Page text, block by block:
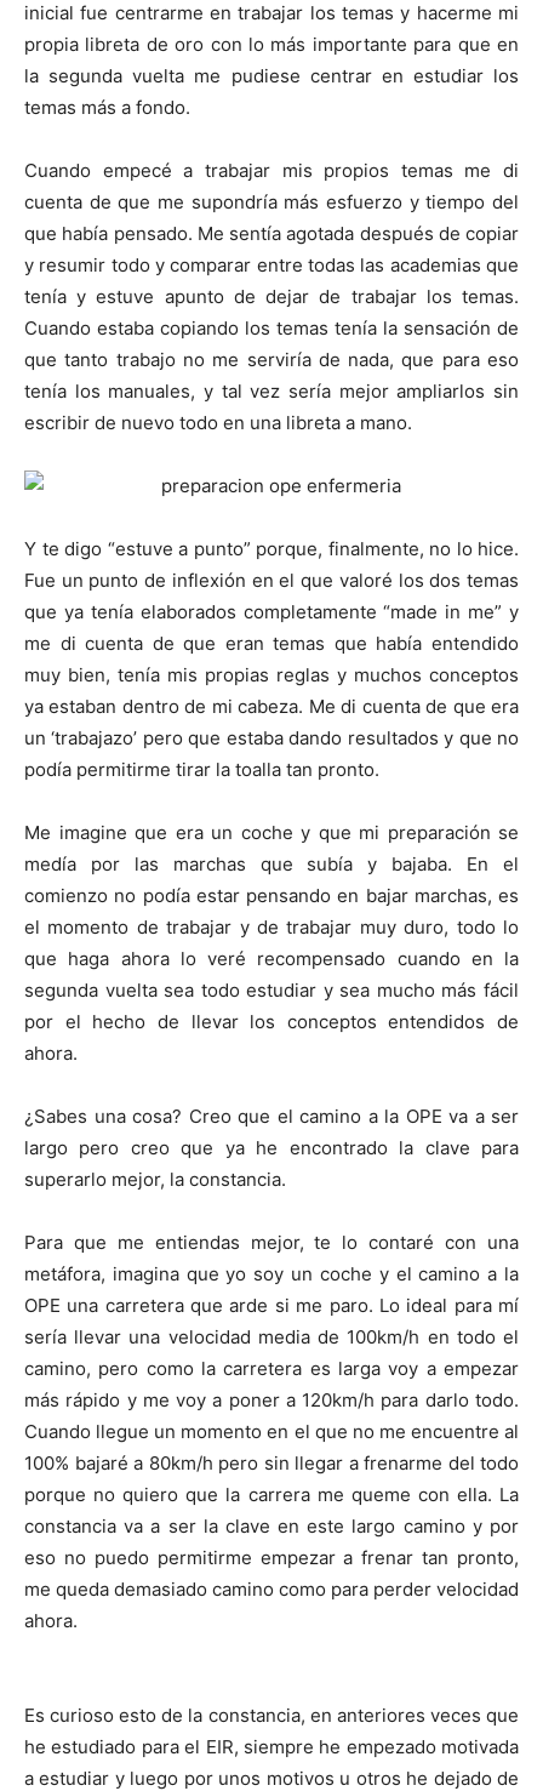
inicial fue centrarme en trabajar los temas y hacerme mi
propia libreta de oro con lo más importante para que en
la segunda vuelta me pudiese centrar en estudiar los
temas más a fondo.
Cuando empecé a trabajar mis propios temas me di
cuenta de que me supondría más esfuerzo y tiempo del
que había pensado. Me sentía agotada después de copiar
y resumir todo y comparar entre todas las academias que
tenía y estuve apunto de dejar de trabajar los temas.
Cuando estaba copiando los temas tenía la sensación de
que tanto trabajo no me serviría de nada, que para eso
tenía los manuales, y tal vez sería mejor ampliarlos sin
escribir de nuevo todo en una libreta a mano.
Y te digo “estuve a punto” porque, finalmente, no lo hice.
Fue un punto de inflexión en el que valoré los dos temas
que ya tenía elaborados completamente “made in me” y
me di cuenta de que eran temas que había entendido
muy bien, tenía mis propias reglas y muchos conceptos
ya estaban dentro de mi cabeza. Me di cuenta de que era
un ‘trabajazo’ pero que estaba dando resultados y que no
podía permitirme tirar la toalla tan pronto.
Me imagine que era un coche y que mi preparación se
medía por las marchas que subía y bajaba. En el
comienzo no podía estar pensando en bajar marchas, es
el momento de trabajar y de trabajar muy duro, todo lo
que haga ahora lo veré recompensado cuando en la
segunda vuelta sea todo estudiar y sea mucho más fácil
por el hecho de llevar los conceptos entendidos de
ahora.
¿Sabes una cosa? Creo que el camino a la OPE va a ser
largo pero creo que ya he encontrado la clave para
superarlo mejor, la constancia.
Para que me entiendas mejor, te lo contaré con una
metáfora, imagina que yo soy un coche y el camino a la
OPE una carretera que arde si me paro. Lo ideal para mí
sería llevar una velocidad media de 100km/h en todo el
camino, pero como la carretera es larga voy a empezar
más rápido y me voy a poner a 120km/h para darlo todo.
Cuando llegue un momento en el que no me encuentre al
100% bajaré a 80km/h pero sin llegar a frenarme del todo
porque no quiero que la carrera me queme con ella. La
constancia va a ser la clave en este largo camino y por
eso no puedo permitirme empezar a frenar tan pronto,
me queda demasiado camino como para perder velocidad
ahora.
Es curioso esto de la constancia, en anteriores veces que
he estudiado para el EIR, siempre he empezado motivada
a estudiar y luego por unos motivos u otros he dejado de